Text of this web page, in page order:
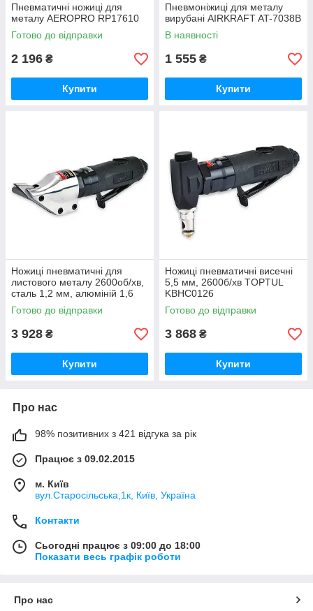
Пневматичні ножиці для
металу AEROPRO RP17610
Готово до відправки
2 196 ₴
Купити
Пневмоніжиці для металу
вирубані AIRKRAFT AT-7038B
В наявності
1 555 ₴
Купити
Ножиці пневматичні для
листового металу 2600об/хв,
сталь 1,2 мм, алюміній 1,6
мм TOPTUL KBHD0126
Готово до відправки
3 928 ₴
Купити
Ножиці пневматичні висечні
5,5 мм, 2600б/хв TOPTUL
KBHC0126
Готово до відправки
3 868 ₴
Купити
Про нас
98% позитивних з 421 відгука за рік
Працює з 09.02.2015
м. Київ
вул.Старосільська,1к, Київ, Україна
Контакти
Сьогодні працює з 09:00 до 18:00
Показати весь графік роботи
Про нас